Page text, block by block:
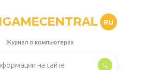
IGAMECENTRAL RU
Журнал о компьютерах